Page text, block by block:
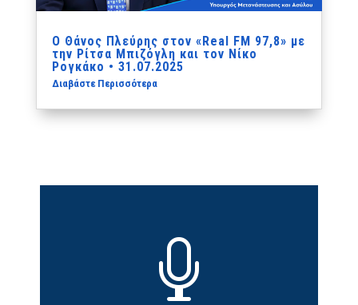
Ο Θάνος Πλεύρης στον «Real FM 97,8» με
την Ρίτσα Μπιζόγλη και τον Νίκο
Ρογκάκο • 31.07.2025
Διαβάστε Περισσότερα
